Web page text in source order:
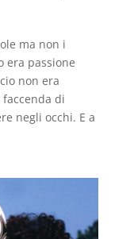
ma non i
era passione
non era
di
negli occhi. E a